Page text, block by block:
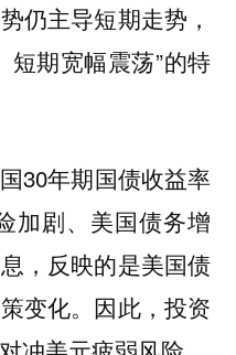
仍主导短期走势，
短期宽幅震荡”的特
30年期国债收益率
加剧、美国债务增
，反映的是美国债
变化。因此，投资